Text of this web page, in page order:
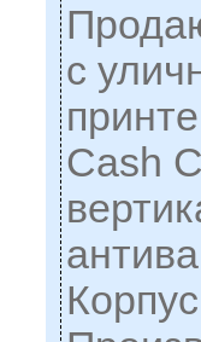
с
Cash